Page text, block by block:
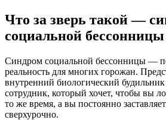
Что за зверь такой —
социальной бессонницы
Синдром социальной бессонницы —
реальность для многих горожан.
внутренний биологический
сотрудник, который хочет, чтобы вы
то же время, а вы постоянно
сверхурочно.